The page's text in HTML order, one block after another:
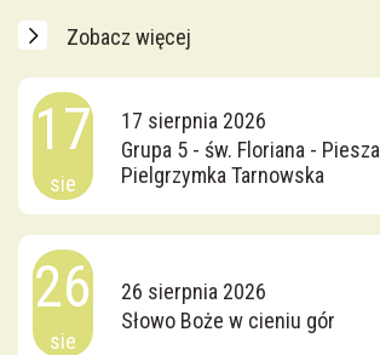
Zobacz więcej
17
sie
17 sierpnia 2026
Grupa 5 - św. Floriana - Piesza
Pielgrzymka Tarnowska
26
sie
26 sierpnia 2026
Słowo Boże w cieniu gór